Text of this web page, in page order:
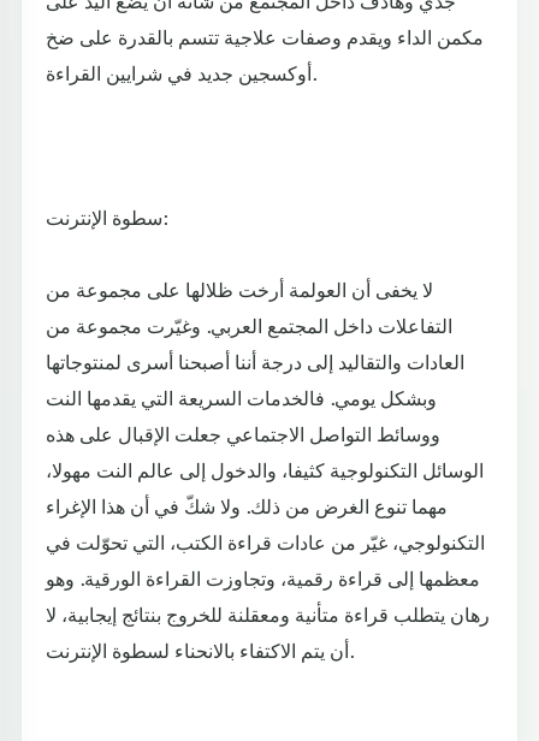
مكمن الداء ويقدم وصفات علاجية تتسم بالقدرة على ضخ
أوكسجين جديد في شرايين القراءة.
سطوة الإنترنت:
لا يخفى أن العولمة أرخت ظلالها على مجموعة من
التفاعلات داخل المجتمع العربي. وغيّرت مجموعة من
العادات والتقاليد إلى درجة أننا أصبحنا أسرى لمنتوجاتها
وبشكل يومي. فالخدمات السريعة التي يقدمها النت
ووسائط التواصل الاجتماعي جعلت الإقبال على هذه
الوسائل التكنولوجية كثيفا، والدخول إلى عالم النت مهولا،
مهما تنوع الغرض من ذلك. ولا شكّ في أن هذا الإغراء
التكنولوجي، غيّر من عادات قراءة الكتب، التي تحوّلت في
معظمها إلى قراءة رقمية، وتجاوزت القراءة الورقية. وهو
رهان يتطلب قراءة متأنية ومعقلنة للخروج بنتائج إيجابية، لا
أن يتم الاكتفاء بالانحناء لسطوة الإنترنت.